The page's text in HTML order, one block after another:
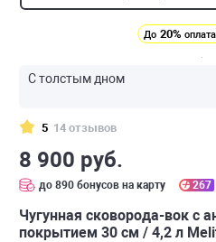
До 20%
С толстым дном
5 14 отзывов
8 900 руб.
до 890 бонусов на карту 267
Чугунная сковорода-вок с
покрытием 30 см / 4,2 л